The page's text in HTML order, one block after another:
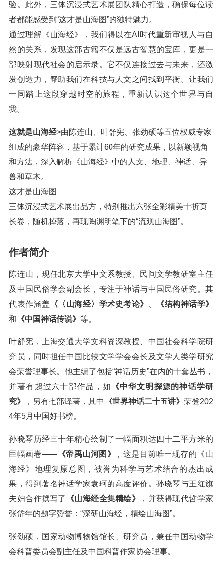
验。此外，三体沉浸式艺术展团队精心打造，确保每位读
者都能感受到“这才是山海图”的独特魅力。
通过理解《山海经》，我们得以在AI时代重新审视人与自
然的关系，发现这部古籍不仅是远古智慧的宝库，更是一
部映射现代社会的启示录。它不仅连接过去与未来，还激
发创造力，帮助我们在科技与人文之间找到平衡。让我们
一同踏上这段穿越时空的旅程，重新认识这个世界与自
我。
这就是山海经>由陈连山、叶舒宪、张劲硕等五位权威专家
组成的豪华阵容，基于累计60年的研究成果，以新颖视角
和方法，深入解析《山海经》中的人文、地理、神话、异
兽和草木。
这才是山海图
三体沉浸式艺术展出品方，特别推出六张全彩精美十折页
长卷，随机掉落，再现陶渊明笔下的“流观山海图”。
作者简介
陈连山，现任北京大学中文系教授、民间文学教研室主任
及中国民俗学会副会长，专注于神话与中国民俗研究。其
代表作涵盖 《〈山海经〉学术史考论》
《结构神话学》
和 《中国神话传说》 等。
叶舒宪，上海交通大学文科资深教授、中国社会科学院研
究员，同时担任中国比较文学学会会长及文学人类学研究
会荣誉理事长。他主编了包括“神话历史”在内的十套丛书，
并著有超过六十部作品，如
《中华文明探源的神话学研
究》
，另有七部译著，其中 《世界神话二十五讲》 荣登202
4年5月中国好书榜。
孙晓琴历经三十年精心绘制了一幅面积达四十二平方米的
巨幅画卷—— 《帝禹山河图》
，这是目前唯一现存的《山
海经》地理复原总图，被誉为科学与艺术结合的杰出成
果，得到著名神话学家袁珂的高度评价。孙晓琴与王红旗
夫妇合作撰写了
《山海经全集精绘》
，并获得现代哲学家
张岱年的题字赞誉：“深研山海经，精绘山海图”。
张劲硕，国家动物博物馆馆长、研究员，兼任中国动物学
会科普委员会副主任及中国科普作家协会理事。